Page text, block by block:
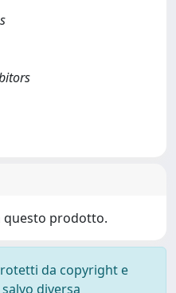
questo prodotto.
da copyright e
diversa